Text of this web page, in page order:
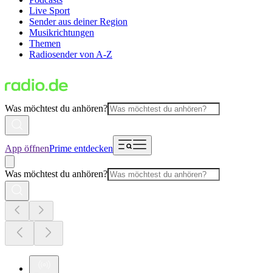
Live Sport
Sender aus deiner Region
Musikrichtungen
Themen
Radiosender von A-Z
Was möchtest du anhören?
App öffnenPrime entdecken
Was möchtest du anhören?